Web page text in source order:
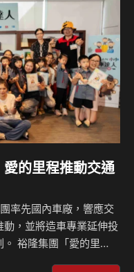
口，中華汽車提供光復
災花蓮光復鄉超過600台
銜接災區交通斷鏈缺…
的里程推動交通
率先國內車廠，響應交
，並將造車專業延伸投
裕隆集團「愛的里